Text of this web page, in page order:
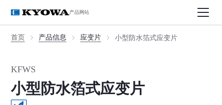
产品网站
首页 产品信息 应变片 小型防水箔式应变片
KFWS
小型防水箔式应变片